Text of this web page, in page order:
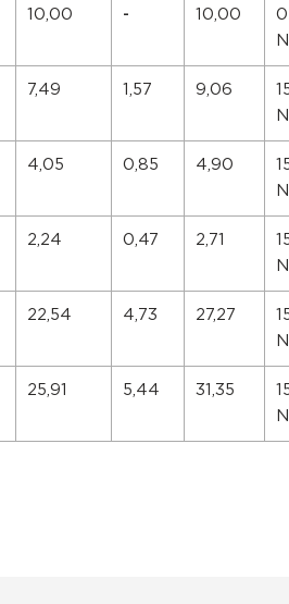
10,00 - 10,00
7,49 1,57 9,06
4,05 0,85 4,90
2,24 0,47 2,71
22,54 4,73 27,27
25,91 5,44 31,35